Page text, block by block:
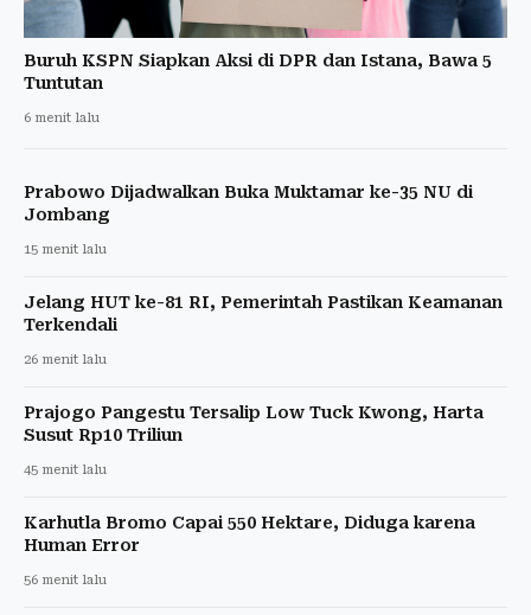
Buruh KSPN Siapkan Aksi di DPR dan Istana, Bawa 5
Tuntutan
6 menit lalu
Prabowo Dijadwalkan Buka Muktamar ke-35 NU di
Jombang
15 menit lalu
Jelang HUT ke-81 RI, Pemerintah Pastikan Keamanan
Terkendali
26 menit lalu
Prajogo Pangestu Tersalip Low Tuck Kwong, Harta
Susut Rp10 Triliun
45 menit lalu
Karhutla Bromo Capai 550 Hektare, Diduga karena
Human Error
56 menit lalu